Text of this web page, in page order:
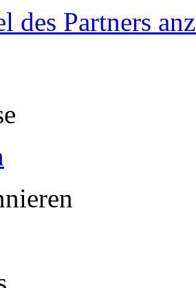
des Partners